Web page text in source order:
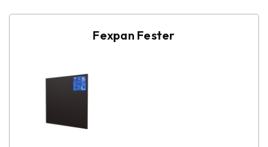
Formadores para juntas de aislamiento
Formadores para juntas de construcción
Fexpan Fester